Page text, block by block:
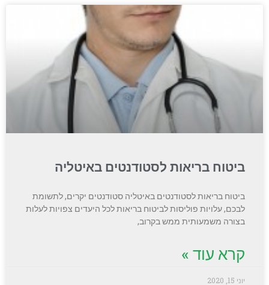
ביטוח בריאות לסטודנטים באיטליה
ביטוח בריאות לסטודנטים באיטליה סטודנטים יקרים, לתשומת
לבכם, עלויות פוליסות לביטוח בריאות לכל היעדים צפויות לעלות
בצורה משמעותית ממש בקרוב,
קרא עוד »
יוני 15, 2020